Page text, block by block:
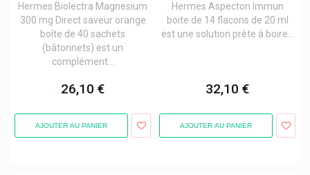
Identites Gelpro
Identitiés
Infectopharm
Hermes Biolectra Magnesium
300 mg Direct saveur orange
boîte de 40 sachets
(bâtonnets) est un
complément...
26,10 €
AJOUTER AU PANIER
Hermes Aspecton Immun
boite de 14 flacons de 20 ml
est une solution prête à boire...
32,10 €
AJOUTER AU PANIER